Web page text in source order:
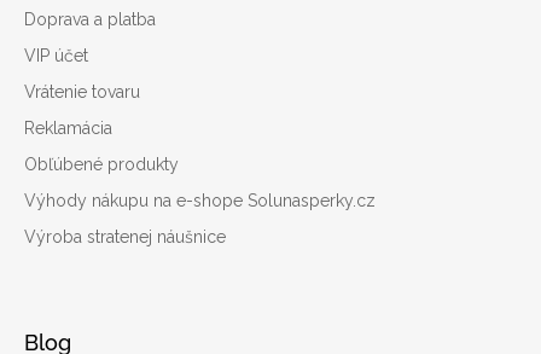
Doprava a platba
VIP účet
Vrátenie tovaru
Reklamácia
Obľúbené produkty
Výhody nákupu na e-shope Solunasperky.cz
Výroba stratenej náušnice
Blog